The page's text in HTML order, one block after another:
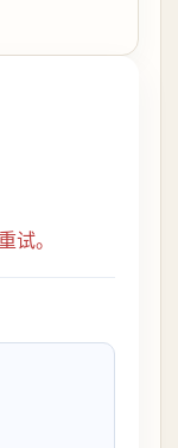
，为“多半
试。